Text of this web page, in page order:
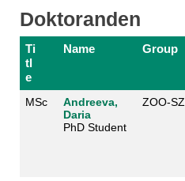
Doktoranden
Ti
tl
e
Name Group
MSc
Andreeva,
Daria
PhD Student
ZOO-